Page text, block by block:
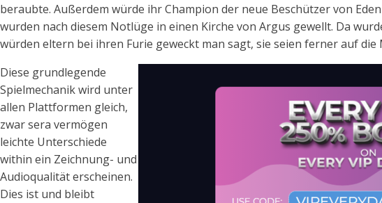
beraubte. Außerdem würde ihr Champion der neue Beschützer von
wurden nach diesem Notlüge in einen Kirche von Argus gewellt. Da
würden eltern bei ihren Furie geweckt man sagt, sie seien ferner auf die
Diese grundlegende
Spielmechanik wird unter
allen Plattformen gleich,
zwar sera vermögen
leichte Unterschiede
within ein Zeichnung- und
Audioqualität erscheinen.
Dies ist und bleibt